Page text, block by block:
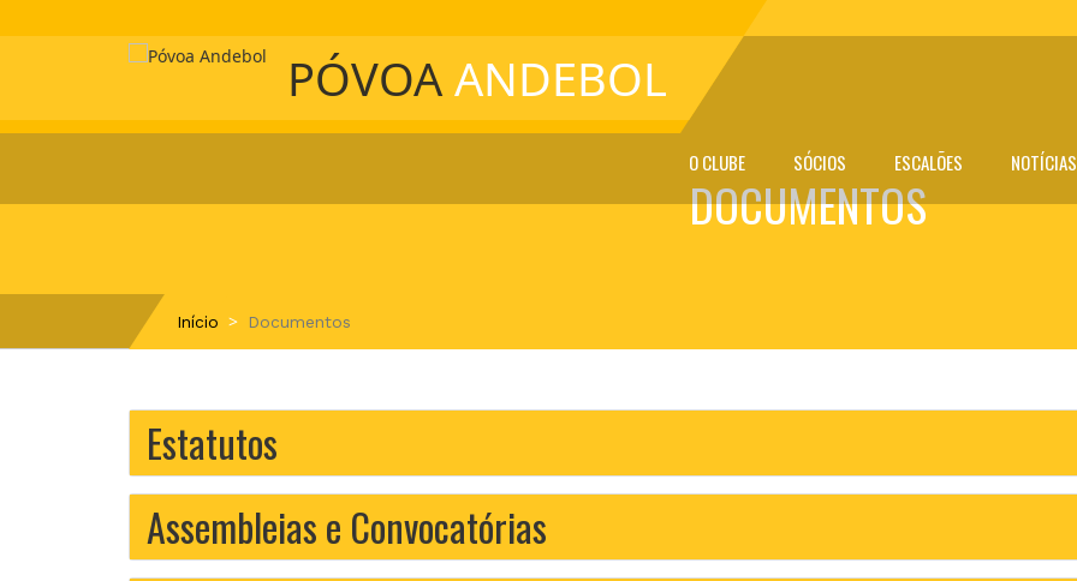
PÓVOAANDEBOL
O CLUBE SÓCIOS ESCALÕES NOTÍCIAS
DOCUMENTOS
Início Documentos
Estatutos
Assembleias e Convocatórias